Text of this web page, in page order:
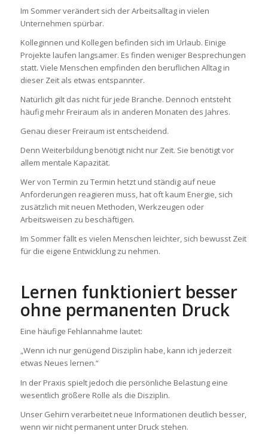
Im Sommer verändert sich der Arbeitsalltag in vielen
Unternehmen spürbar.
Kolleginnen und Kollegen befinden sich im Urlaub. Einige
Projekte laufen langsamer. Es finden weniger Besprechungen
statt. Viele Menschen empfinden den beruflichen Alltag in
dieser Zeit als etwas entspannter.
Natürlich gilt das nicht für jede Branche. Dennoch entsteht
häufig mehr Freiraum als in anderen Monaten des Jahres.
Genau dieser Freiraum ist entscheidend.
Denn Weiterbildung benötigt nicht nur Zeit. Sie benötigt vor
allem mentale Kapazität.
Wer von Termin zu Termin hetzt und ständig auf neue
Anforderungen reagieren muss, hat oft kaum Energie, sich
zusätzlich mit neuen Methoden, Werkzeugen oder
Arbeitsweisen zu beschäftigen.
Im Sommer fällt es vielen Menschen leichter, sich bewusst Zeit
für die eigene Entwicklung zu nehmen.
Lernen funktioniert besser
ohne permanenten Druck
Eine häufige Fehlannahme lautet:
„Wenn ich nur genügend Disziplin habe, kann ich jederzeit
etwas Neues lernen.“
In der Praxis spielt jedoch die persönliche Belastung eine
wesentlich größere Rolle als die Disziplin.
Unser Gehirn verarbeitet neue Informationen deutlich besser,
wenn wir nicht permanent unter Druck stehen.